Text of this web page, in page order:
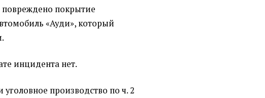
повреждено покрытие
«Ауди», который
инцидента нет.
производство по ч. 2